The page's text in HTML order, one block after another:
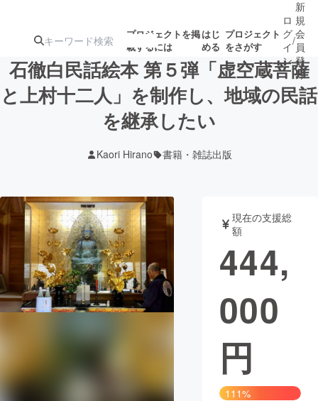
プロジェクトを掲
載するには
はじ
める
プロジェクト
をさがす
注目の新着プロ
ジェクト
募集終了が近いプ
テクノロジー・ガジェット
映像・映画 書籍・雑誌
ビジネス・起業 チャレンジ
まちづくり・地域活性化
CAMPFIRE for Social Good CAMPFIRE Creation
ロ
グ
イ
ン
/
新
規
会
員
登
録
石徹白民話絵本 第５弾「虚空蔵菩薩
と上村十二人」を制作し、地域の民話
を継承したい
Kaori Hirano 書籍・雑誌出版
現在の支援総
額
444,
000
円
111%